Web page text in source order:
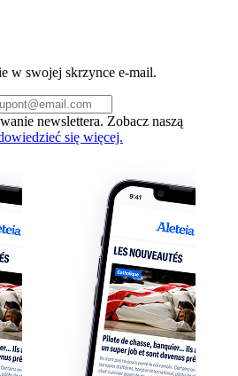
w swojej skrzynce e-mail.
newslettera. Zobacz naszą
się więcej.